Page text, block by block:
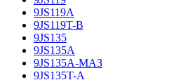
9JS119A
9JS119T-B
9JS135
9JS135A
9JS135A-МАЗ
9JS135T-A